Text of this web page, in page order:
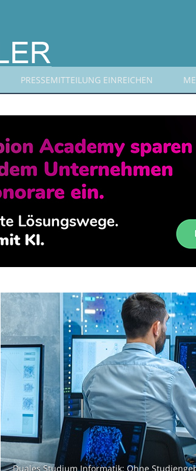
PRESSEMITTEILUNG EINREICHEN
Duales Studium Informatik: Ohne